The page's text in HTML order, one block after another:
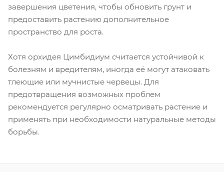
завершения цветения, чтобы обновить грунт и
предоставить растению дополнительное
пространство для роста.
Хотя орхидея Цимбидиум считается устойчивой к
болезням и вредителям, иногда её могут атаковать
тлеющие или мучнистые червецы. Для
предотвращения возможных проблем
рекомендуется регулярно осматривать растение и
применять при необходимости натуральные методы
борьбы.